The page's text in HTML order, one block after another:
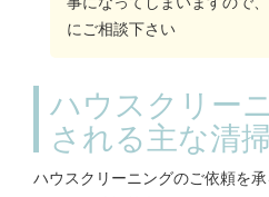
にご相談下さい
ハウスクリー
される主な清
ハウスクリーニングのご依頼を